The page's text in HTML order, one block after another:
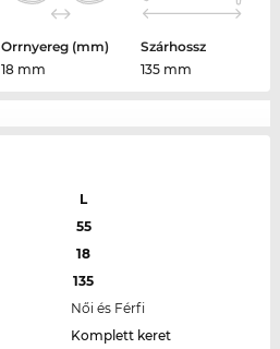
Orrnyereg (mm)
18 mm
Szárhossz
135 mm
L
55
18
135
Női és Férfi
Komplett keret